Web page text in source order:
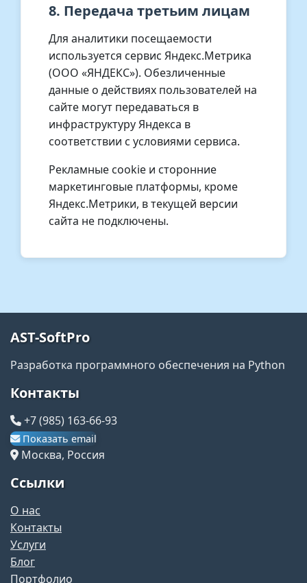
8. Передача третьим лицам
Для аналитики посещаемости
используется сервис Яндекс.Метрика
(ООО «ЯНДЕКС»). Обезличенные
данные о действиях пользователей на
сайте могут передаваться в
инфраструктуру Яндекса в
соответствии с условиями сервиса.
Рекламные cookie и сторонние
маркетинговые платформы, кроме
Яндекс.Метрики, в текущей версии
сайта не подключены.
AST-SoftPro
Разработка программного обеспечения на Python
Контакты
+7 (985) 163-66-93
Показать email
Москва, Россия
Ссылки
О нас
Контакты
Услуги
Блог
Портфолио